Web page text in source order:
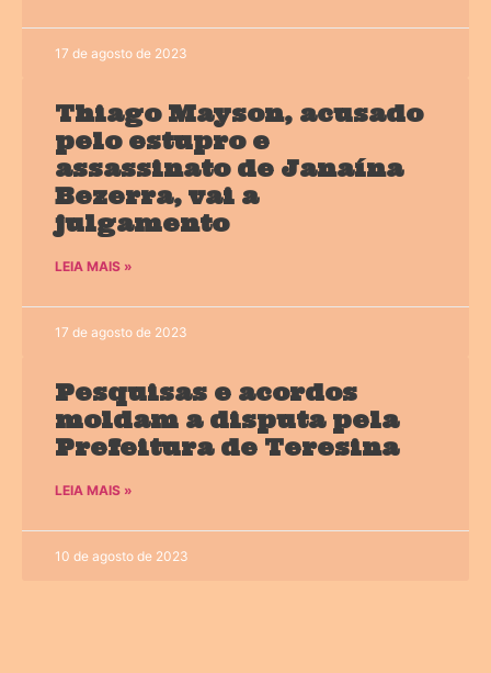
17 de agosto de 2023
Thiago Mayson, acusado
pelo estupro e
assassinato de Janaína
Bezerra, vai a
julgamento
LEIA MAIS »
17 de agosto de 2023
Pesquisas e acordos
moldam a disputa pela
Prefeitura de Teresina
LEIA MAIS »
10 de agosto de 2023